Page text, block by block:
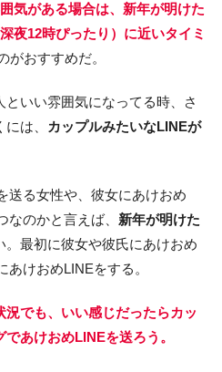
気がある場合は、新年が明けた
夜12時ぴったり）に近いタイミ
がおすすめだ。
いい雰囲気になってる時、さ
は、
カップルみたいなLINEが
送る女性や、彼女にあけおめ
のかと言えば、 新年が明けた
。最初に彼女や彼氏にあけおめ
けおめLINEをする。
況でも、いい感じだったらカッ
あけおめLINEを送ろう。